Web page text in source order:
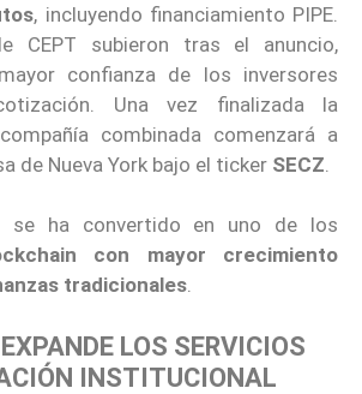
, incluyendo financiamiento PIPE.
CEPT subieron tras el anuncio,
confianza de los inversores
Una vez finalizada la
combinada comenzará a
de Nueva York bajo el ticker SECZ
se ha convertido en uno de los
con mayor crecimiento
tradicionales.
LOS SERVICIOS
INSTITUCIONAL